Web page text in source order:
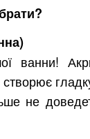
Акрил
не